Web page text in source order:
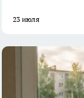
23 июля